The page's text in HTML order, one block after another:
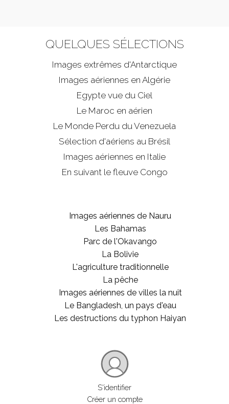
QUELQUES SÉLECTIONS
Images extrêmes d'Antarctique
Images aériennes en Algérie
Egypte vue du Ciel
Le Maroc en aérien
Le Monde Perdu du Venezuela
Sélection d'aériens au Brésil
Images aériennes en Italie
En suivant le fleuve Congo
Images aériennes de Nauru
Les Bahamas
Parc de l'Okavango
La Bolivie
L'agriculture traditionnelle
La pêche
Images aériennes de villes la nuit
Le Bangladesh, un pays d'eau
Les destructions du typhon Haiyan
S'identifier
Créer un compte